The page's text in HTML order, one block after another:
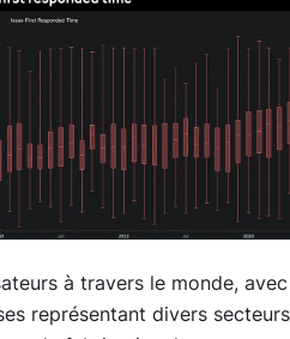
à travers le monde, avec
représentant divers secteurs